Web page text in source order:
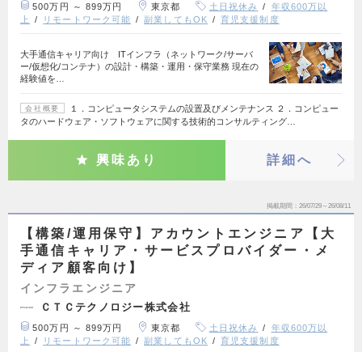
500万円 ～ 899万円 東京都 土日祝休み
年収600万以
上
リモートワーク可能 副業してもOK 育児支援制度
大手通信キャリア向け ITインフラ（ネットワーク/サーバ
ー/仮想化/コンテナ）の設計・構築・運用・保守業務 現在の
経験値を…
会社概要
１．コンピュータシステムの設置及びメンテナンス ２．コンピュー
タのハードウェア・ソフトウェアに関する技術的コンサルティング…
興味あり 詳細へ
掲載期間 26/07/29～26/08/11
【構築/運用保守】アカウントエンジニア【大
手通信キャリア・サービスプロバイダー・メ
ディア顧客向け】
インフラエンジニア
ＣＴＣテクノロジー株式会社
500万円 ～ 899万円 東京都 土日祝休み
年収600万以
上
リモートワーク可能 副業してもOK 育児支援制度